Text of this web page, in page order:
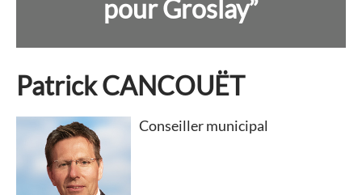
pour Groslay”
Patrick CANCOUËT
Conseiller municipal